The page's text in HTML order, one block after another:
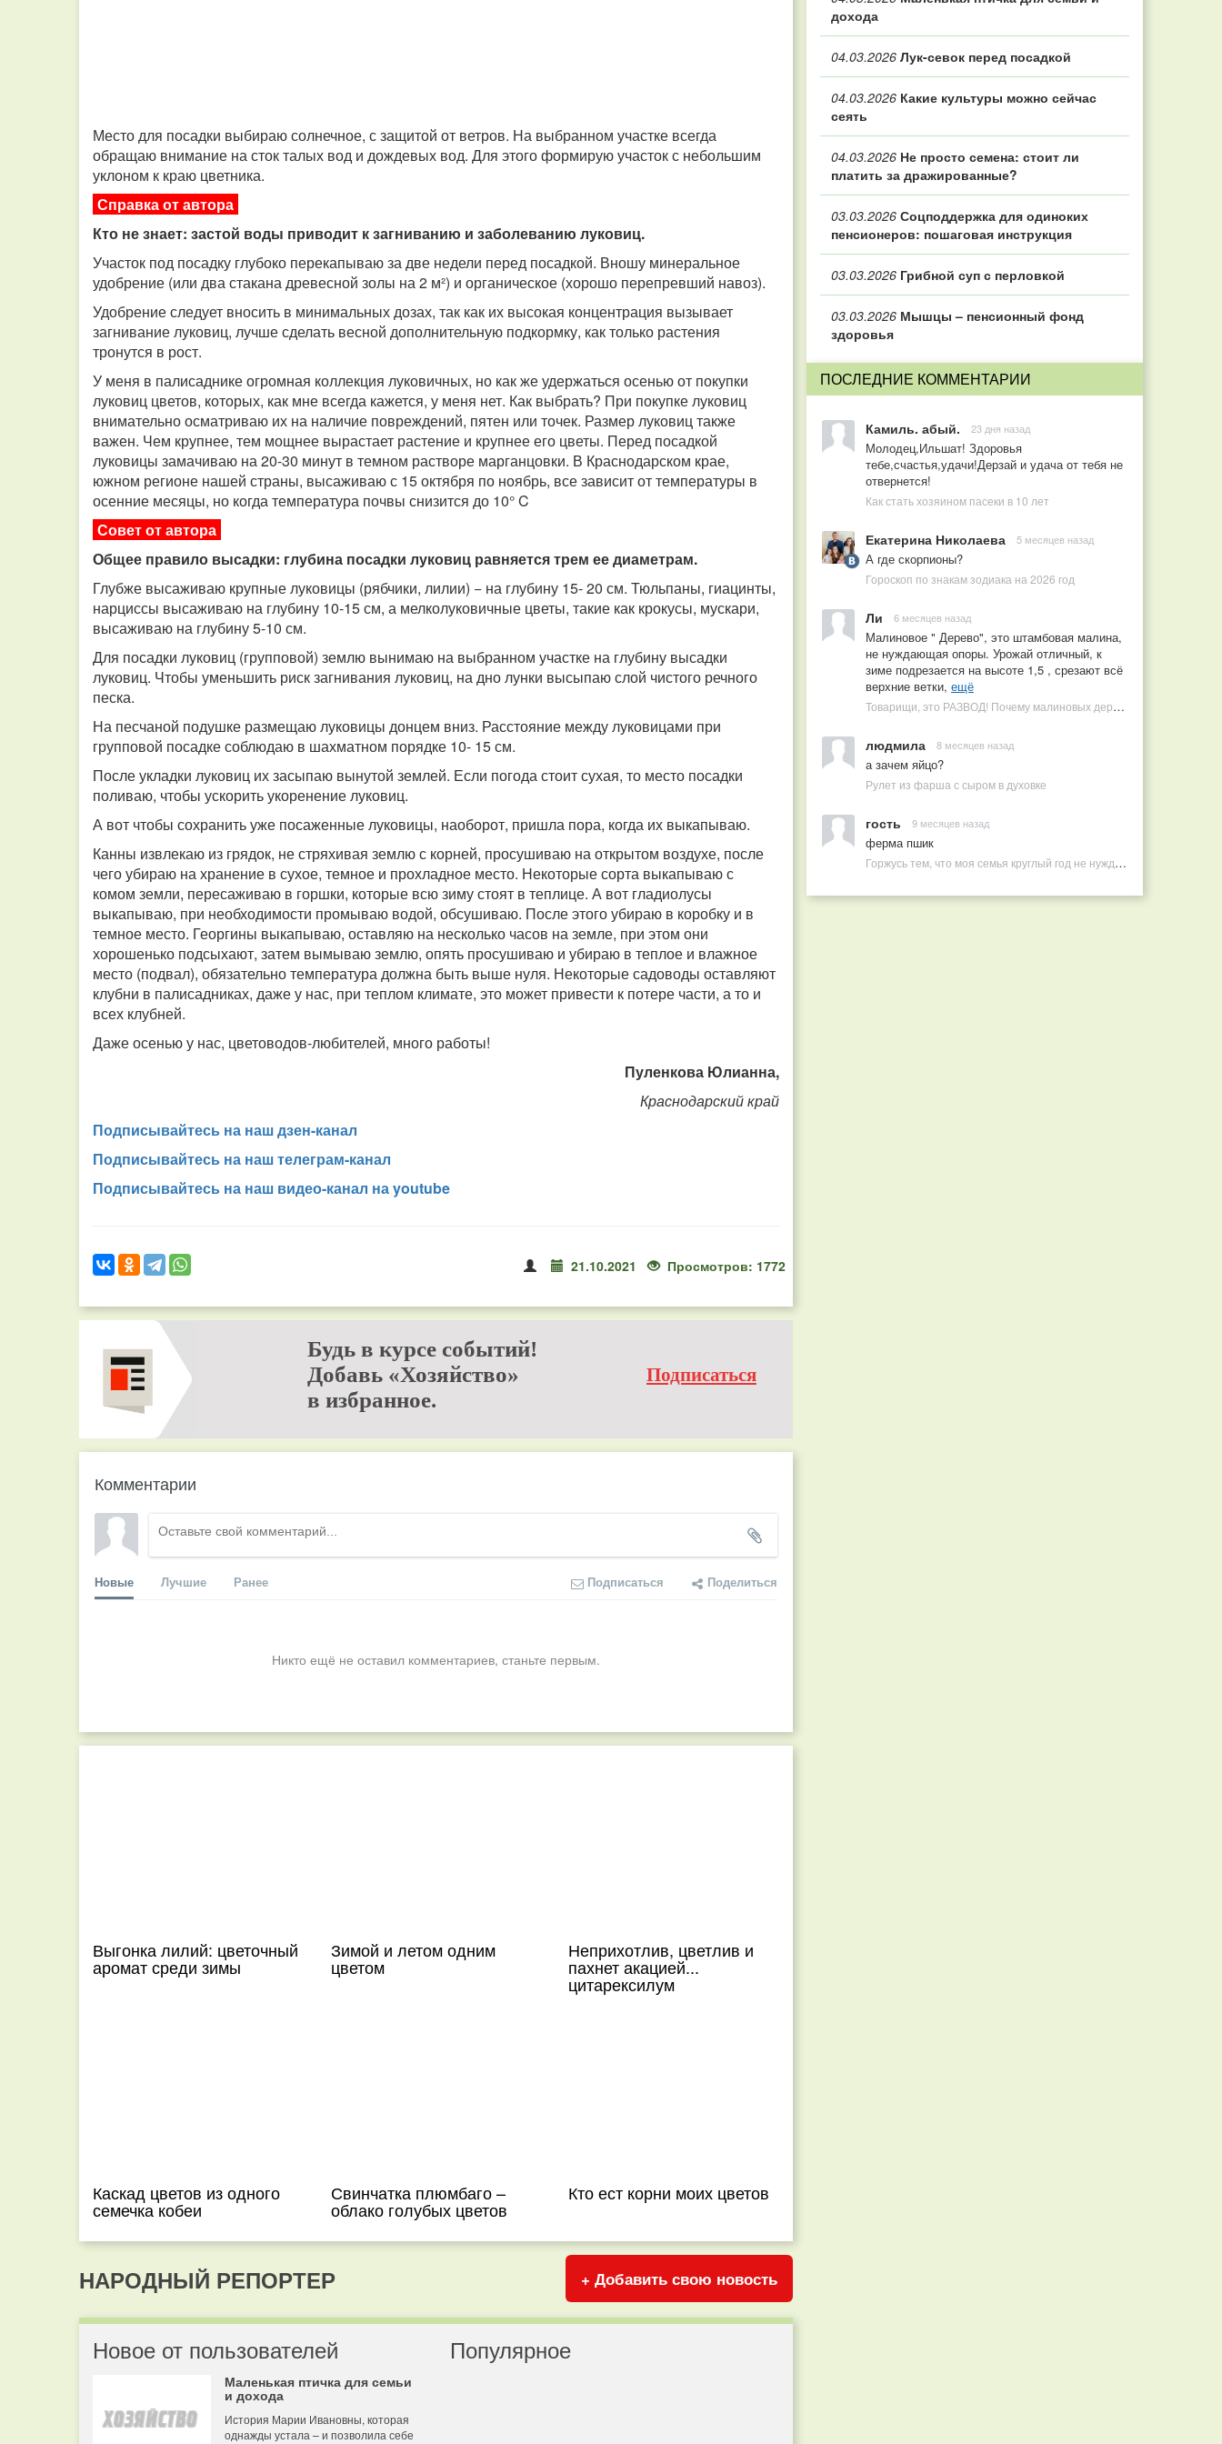
Место для посадки выбираю солнечное, с защитой от ветров. На выбранном участке всегда
обращаю внимание на сток талых вод и дождевых вод. Для этого формирую участок с небольшим
уклоном к краю цветника.
Справка от автора
Кто не знает: застой воды приводит к загниванию и заболеванию луковиц.
Участок под посадку глубоко перекапываю за две недели перед посадкой. Вношу минеральное
удобрение (или два стакана древесной золы на 2 м²) и органическое (хорошо перепревший навоз).
Удобрение следует вносить в минимальных дозах, так как их высокая концентрация вызывает
загнивание луковиц, лучше сделать весной дополнительную подкормку, как только растения
тронутся в рост.
У меня в палисаднике огромная коллекция луковичных, но как же удержаться осенью от покупки
луковиц цветов, которых, как мне всегда кажется, у меня нет. Как выбрать? При покупке луковиц
внимательно осматриваю их на наличие повреждений, пятен или точек. Размер луковиц также
важен. Чем крупнее, тем мощнее вырастает растение и крупнее его цветы. Перед посадкой
луковицы замачиваю на 20-30 минут в темном растворе марганцовки. В Краснодарском крае,
южном регионе нашей страны, высаживаю с 15 октября по ноябрь, все зависит от температуры в
осенние месяцы, но когда температура почвы снизится до 10° C
Совет от автора
Общее правило высадки: глубина посадки луковиц равняется трем ее диаметрам.
Глубже высаживаю крупные луковицы (рябчики, лилии) − на глубину 15- 20 см. Тюльпаны, гиацинты,
нарциссы высаживаю на глубину 10-15 см, а мелколуковичные цветы, такие как крокусы, мускари,
высаживаю на глубину 5-10 см.
Для посадки луковиц (групповой) землю вынимаю на выбранном участке на глубину высадки
луковиц. Чтобы уменьшить риск загнивания луковиц, на дно лунки высыпаю слой чистого речного
песка.
На песчаной подушке размещаю луковицы донцем вниз. Расстояние между луковицами при
групповой посадке соблюдаю в шахматном порядке 10- 15 см.
После укладки луковиц их засыпаю вынутой землей. Если погода стоит сухая, то место посадки
поливаю, чтобы ускорить укоренение луковиц.
А вот чтобы сохранить уже посаженные луковицы, наоборот, пришла пора, когда их выкапываю.
Канны извлекаю из грядок, не стряхивая землю с корней, просушиваю на открытом воздухе, после
чего убираю на хранение в сухое, темное и прохладное место. Некоторые сорта выкапываю с
комом земли, пересаживаю в горшки, которые всю зиму стоят в теплице. А вот гладиолусы
выкапываю, при необходимости промываю водой, обсушиваю. После этого убираю в коробку и в
темное место. Георгины выкапываю, оставляю на несколько часов на земле, при этом они
хорошенько подсыхают, затем вымываю землю, опять просушиваю и убираю в теплое и влажное
место (подвал), обязательно температура должна быть выше нуля. Некоторые садоводы оставляют
клубни в палисадниках, даже у нас, при теплом климате, это может привести к потере части, а то и
всех клубней.
Даже осенью у нас, цветоводов-любителей, много работы!
Пуленкова Юлианна,
Краснодарский край
Подписывайтесь на наш дзен-канал
Подписывайтесь на наш телеграм-канал
Подписывайтесь на наш видео-канал на youtube
21.10.2021 Просмотров: 1772
Будь в курсе событий!
Добавь «Хозяйство»
в избранное.
Подписаться
Комментарии
Новые Лучшие Ранее Подписаться Поделиться
Никто ещё не оставил комментариев, станьте первым.
Выгонка лилий: цветочный
аромат среди зимы
Зимой и летом одним
цветом
Неприхотлив, цветлив и
пахнет акацией...
цитарексилум
Каскад цветов из одного
семечка кобеи
Свинчатка плюмбаго –
облако голубых цветов
Кто ест корни моих цветов
НАРОДНЫЙ РЕПОРТЕР + Добавить свою новость
Новое от пользователей
Маленькая птичка для семьи
и дохода
История Марии Ивановны, которая
однажды устала – и позволила себе
Популярное
дохода
04.03.2026 Лук-севок перед посадкой
04.03.2026 Какие культуры можно сейчас
сеять
04.03.2026 Не просто семена: стоит ли
платить за дражированные?
03.03.2026 Соцподдержка для одиноких
пенсионеров: пошаговая инструкция
03.03.2026 Грибной суп с перловкой
03.03.2026 Мышцы – пенсионный фонд
здоровья
ПОСЛЕДНИЕ КОММЕНТАРИИ
Камиль. абый. 23 дня назад
Молодец,Ильшат! Здоровья
тебе,счастья,удачи!Дерзай и удача от тебя не
отвернется!
Как стать хозяином пасеки в 10 лет
Екатерина Николаева 5 месяцев назад
А где скорпионы?
Гороскоп по знакам зодиака на 2026 год
Ли 6 месяцев назад
Малиновое " Дерево", это штамбовая малина,
не нуждающая опоры. Урожай отличный, к
зиме подрезается на высоте 1,5 , срезают всё
верхние ветки, ещё
Товарищи, это РАЗВОД! Почему малиновых деревьев не бывает, или Как ушлые продавцы наживаются на мечтах садоводов
людмила 8 месяцев назад
а зачем яйцо?
Рулет из фарша с сыром в духовке
гость 9 месяцев назад
ферма пшик
Горжусь тем, что моя семья круглый год не нуждается в покупных витаминах